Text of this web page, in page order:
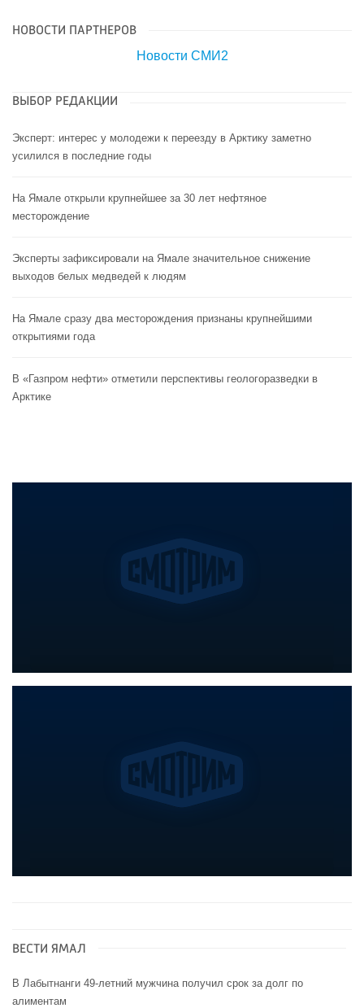
НОВОСТИ ПАРТНЕРОВ
Новости СМИ2
ВЫБОР РЕДАКЦИИ
Эксперт: интерес у молодежи к переезду в Арктику заметно
усилился в последние годы
На Ямале открыли крупнейшее за 30 лет нефтяное
месторождение
Эксперты зафиксировали на Ямале значительное снижение
выходов белых медведей к людям
На Ямале сразу два месторождения признаны крупнейшими
открытиями года
В «Газпром нефти» отметили перспективы геологоразведки в
Арктике
ВЕСТИ ЯМАЛ
В Лабытнанги 49-летний мужчина получил срок за долг по
алиментам